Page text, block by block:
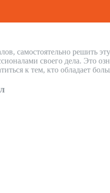
самостоятельно решить
своего дела. Это
к тем, кто обладает